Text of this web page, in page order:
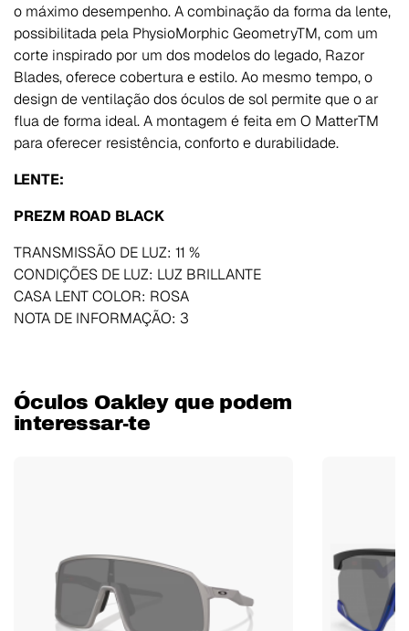
o máximo desempenho. A combinação da forma da lente,
possibilitada pela PhysioMorphic GeometryTM, com um
corte inspirado por um dos modelos do legado, Razor
Blades, oferece cobertura e estilo. Ao mesmo tempo, o
design de ventilação dos óculos de sol permite que o ar
flua de forma ideal. A montagem é feita em O MatterTM
para oferecer resistência, conforto e durabilidade.
LENTE:
PREZM ROAD BLACK
TRANSMISSÃO DE LUZ: 11 %
CONDIÇÕES DE LUZ: LUZ BRILLANTE
CASA LENT COLOR: ROSA
NOTA DE INFORMAÇÃO: 3
Óculos Oakley que podem
interessar-te